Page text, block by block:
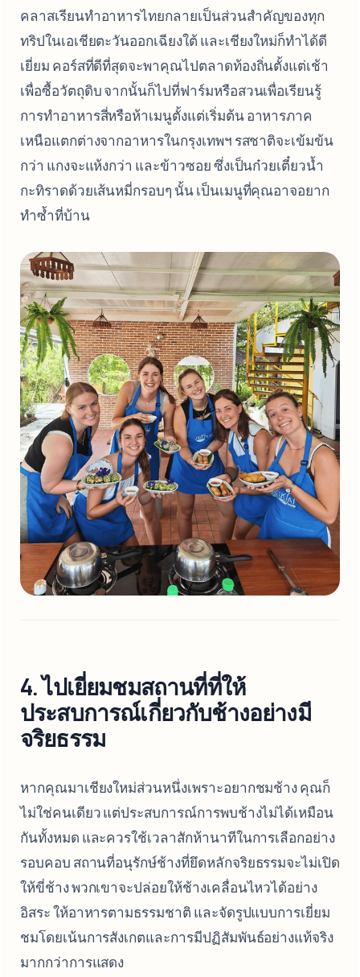
คลาสเรียนทำอาหารไทยกลายเป็นส่วนสำคัญของทุก
ทริปในเอเชียตะวันออกเฉียงใต้ และเชียงใหม่ก็ทำได้ดี
เยี่ยม คอร์สที่ดีที่สุดจะพาคุณไปตลาดท้องถิ่นตั้งแต่เช้า
เพื่อซื้อวัตถุดิบ จากนั้นก็ไปที่ฟาร์มหรือสวนเพื่อเรียนรู้
การทำอาหารสี่หรือห้าเมนูตั้งแต่เริ่มต้น อาหารภาค
เหนือแตกต่างจากอาหารในกรุงเทพฯ รสชาติจะเข้มข้น
กว่า แกงจะแห้งกว่า และข้าวซอย ซึ่งเป็นก๋วยเตี๋ยวน้ำ
กะทิราดด้วยเส้นหมี่กรอบๆ นั้น เป็นเมนูที่คุณอาจอยาก
ทำซ้ำที่บ้าน
4. ไปเยี่ยมชมสถานที่ที่ให้
ประสบการณ์เกี่ยวกับช้างอย่างมี
จริยธรรม
หากคุณมาเชียงใหม่ส่วนหนึ่งเพราะอยากชมช้าง คุณก็
ไม่ใช่คนเดียว แต่ประสบการณ์การพบช้างไม่ได้เหมือน
กันทั้งหมด และควรใช้เวลาสักห้านาทีในการเลือกอย่าง
รอบคอบ สถานที่อนุรักษ์ช้างที่ยึดหลักจริยธรรมจะไม่เปิด
ให้ขี่ช้าง พวกเขาจะปล่อยให้ช้างเคลื่อนไหวได้อย่าง
อิสระ ให้อาหารตามธรรมชาติ และจัดรูปแบบการเยี่ยม
ชมโดยเน้นการสังเกตและการมีปฏิสัมพันธ์อย่างแท้จริง
มากกว่าการแสดง